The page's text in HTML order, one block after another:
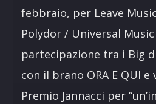
febbraio, per Leave
Polydor / Universal
partecipazione tra i Big
con il brano ORA E QUI
Premio Jannacci per